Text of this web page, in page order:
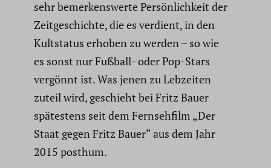
sehr bemer­kens­werte Persön­lich­keit der
Zeitge­schichte, die es verdient, in den
Kultstatus erhoben zu werden – so wie
es sonst nur Fußball- oder Pop-Stars
vergönnt ist. Was jenen zu Lebzeiten
zuteil wird, geschieht bei Fritz Bauer
spätes­tens seit dem Fernseh­film „Der
Staat gegen Fritz Bauer“ aus dem Jahr
2015 posthum.